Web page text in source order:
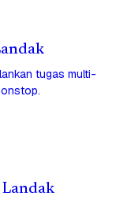
tugas multi-
Landak